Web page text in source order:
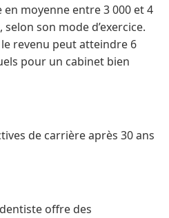
moyenne entre 3 000 et 4
son mode d’exercice.
revenu peut atteindre 6
pour un cabinet bien
de carrière après 30 ans
offre des